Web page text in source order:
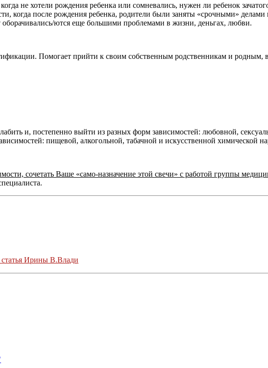
не хотели рождения ребенка или сомневались, нужен ли ребенок
когда после рождения ребенка, родители были заняты «срочными»
оборачивались/ются еще большими проблемами в жизни, деньгах, любви.
Помогает прийти к своим собственным родственникам и родным,
и, постепенно выйти из разных форм зависимостей: любовной,
пищевой, алкогольной, табачной и искусственной химической
сочетать Ваше «само-назначение этой свечи» с работой группы
Ирины В.Влади